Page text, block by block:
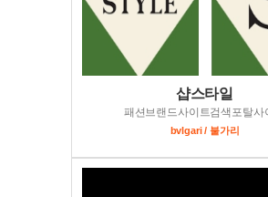
샵스타일
패션브랜드사이트검색포탈사
bvlgari / 불가리